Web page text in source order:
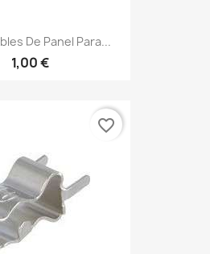
De Panel Para...
1,00 €
favorite_border